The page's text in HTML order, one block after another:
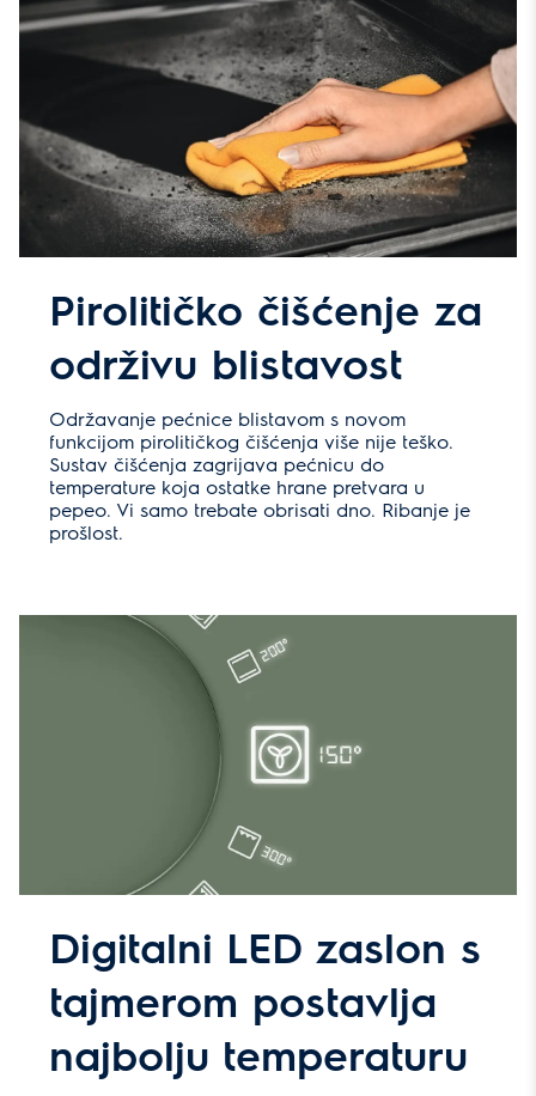
Pirolitičko čišćenje za
održivu blistavost
Održavanje pećnice blistavom s novom
funkcijom pirolitičkog čišćenja više nije teško.
Sustav čišćenja zagrijava pećnicu do
temperature koja ostatke hrane pretvara u
pepeo. Vi samo trebate obrisati dno. Ribanje je
prošlost.
Digitalni LED zaslon s
tajmerom postavlja
najbolju temperaturu